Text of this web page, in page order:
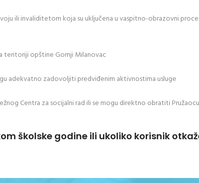
ili invaliditetom koja su uključena u vaspitno-obrazovni
teritoriji opštine Gornji Milanovac
adekvatno zadovoljiti predviđenim aktivnostima usluge
Centra za socijalni rad ili se mogu direktno obratiti
školske godine ili ukoliko korisnik